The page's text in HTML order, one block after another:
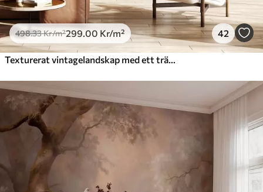
498.33Kr/m²299 .00 Kr/m² 42